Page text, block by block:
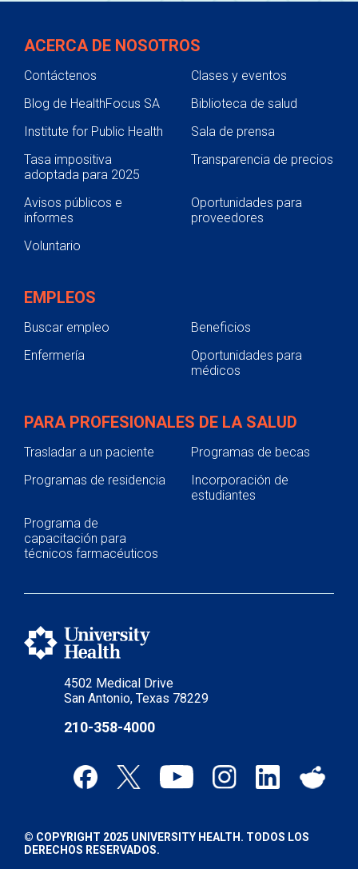
4502 Medical Drive
San Antonio, Texas 78229
210-358-4000
ACERCA DE NOSOTROS
Contáctenos
Clases y eventos
Blog de HealthFocus SA
Biblioteca de salud
Institute for Public Health
Sala de prensa
Tasa impositiva
adoptada para 2025
Transparencia de precios
Avisos públicos e
informes
Oportunidades para
proveedores
Voluntario
EMPLEOS
Buscar empleo
Beneficios
Enfermería
Oportunidades para
médicos
PARA PROFESIONALES DE LA SALUD
Trasladar a un paciente
Programas de becas
Programas de residencia
Incorporación de
estudiantes
Programa de
capacitación para
técnicos farmacéuticos
© COPYRIGHT 2025 UNIVERSITY HEALTH. TODOS LOS
DERECHOS RESERVADOS.